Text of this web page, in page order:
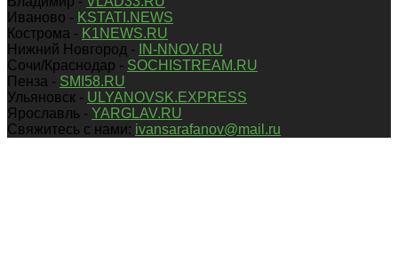
Иваново - KSTATI.NEWS
Кострома - K1NEWS.RU
Нижний Новгород -
IN-NNOV.RU
Сочи/Краснодар - SOCHISTREAM.RU
Пенза - SMI58.RU
Ульяновск - ULYANOVSK.EXPRESS
Ярославль - YARGLAV.RU
Свяжитесь с нами: ivansarafanov@mail.ru